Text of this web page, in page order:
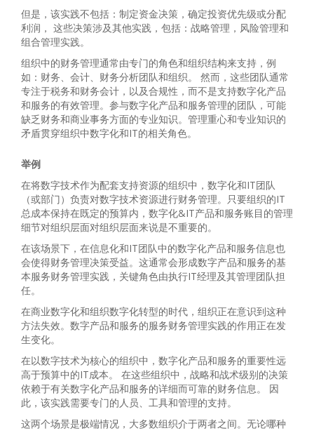
但是，该实践不包括：制定资金决策，确定投资优先级或分配
利润， 这些决策涉及其他实践，包括：战略管理，风险管理和
组合管理实践。
组织中的财务管理通常由专门的角色和组织结构来支持，例
如：财务、会计、财务分析团队和组织。 然而，这些团队通常
专注于税务和财务会计，以及合规性，而不是支持数字化产品
和服务的有效管理。参与数字化产品和服务管理的团队，可能
缺乏财务和商业事务方面的专业知识。管理重心和专业知识的
矛盾贯穿组织中数字化和IT的相关角色。
举例
在将数字技术作为配套支持资源的组织中，数字化和IT团队
（或部门）负责对数字技术资源进行财务管理。只要组织的IT
总成本保持在既定的预算内，数字化&IT产品和服务账目的管理
细节对组织层面对组织层面来说是不重要的。
在该场景下，在信息化和IT团队中的数字化产品和服务信息也
会使得财务管理决策受益。这通常会形成数字产品和服务的基
本服务财务管理实践，关键角色由执行IT经理及其管理团队担
任。
在商业数字化和组织数字化转型的时代，组织正在意识到这种
方法失效。数字产品和服务的服务财务管理实践的作用正在发
生变化。
在以数字技术为核心的组织中，数字化产品和服务的重要性远
高于预算中的IT成本。 在这些组织中，战略和战术级别的决策
依赖于有关数字化产品和服务的详细而可靠的财务信息。 因
此，该实践需要专门的人员、工具和管理的支持。
这两个场景是极端情况，大多数组织介于两者之间。无论哪种